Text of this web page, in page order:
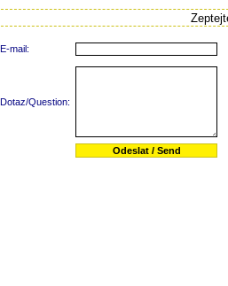
E-mail:
Dotaz/Question: